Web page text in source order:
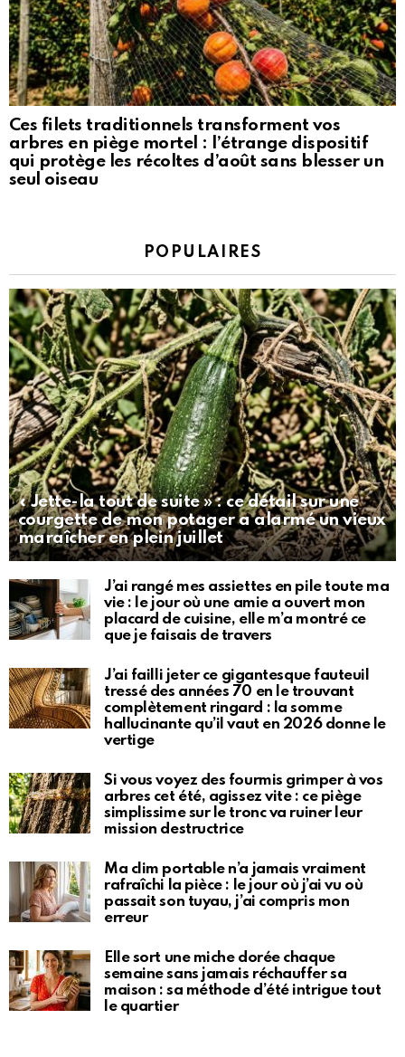
Ces filets traditionnels transforment vos
arbres en piège mortel : l’étrange dispositif
qui protège les récoltes d’août sans blesser un
seul oiseau
POPULAIRES
« Jette-la tout de suite » : ce détail sur une
courgette de mon potager a alarmé un vieux
maraîcher en plein juillet
J’ai rangé mes assiettes en pile toute ma
vie : le jour où une amie a ouvert mon
placard de cuisine, elle m’a montré ce
que je faisais de travers
J’ai failli jeter ce gigantesque fauteuil
tressé des années 70 en le trouvant
complètement ringard : la somme
hallucinante qu’il vaut en 2026 donne le
vertige
Si vous voyez des fourmis grimper à vos
arbres cet été, agissez vite : ce piège
simplissime sur le tronc va ruiner leur
mission destructrice
Ma clim portable n’a jamais vraiment
rafraîchi la pièce : le jour où j’ai vu où
passait son tuyau, j’ai compris mon
erreur
Elle sort une miche dorée chaque
semaine sans jamais réchauffer sa
maison : sa méthode d’été intrigue tout
le quartier